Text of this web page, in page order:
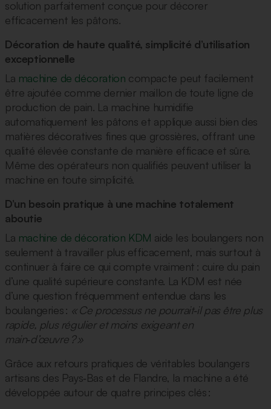
solution parfaitement conçue pour décorer
efficacement les pâtons.
Décoration de haute qualité, simplicité d’utilisation
exceptionnelle
La machine de décoration compacte peut facilement
être ajoutée comme dernier maillon de toute ligne de
production de pain. La machine humidifie
automatiquement les pâtons et applique aussi bien des
matières décoratives fines que grossières, offrant une
qualité élevée constante de manière efficace et sûre.
Même des opérateurs non qualifiés peuvent utiliser la
machine en toute simplicité.
D’un besoin pratique à une machine totalement
aboutie
La machine de décoration KDM aide les boulangers non
seulement à travailler plus efficacement, mais surtout à
continuer à faire ce qui compte vraiment : cuire du pain
d’une qualité supérieure constante. La KDM est née
d’une question fréquemment entendue dans les
boulangeries : « Ce processus ne pourrait‑il pas être plus
rapide, plus régulier et moins exigeant en
main‑d’œuvre ? »
Grâce aux retours pratiques de véritables boulangers
artisans des Pays‑Bas et de Flandre, la machine a été
développée autour de quatre principes clés :